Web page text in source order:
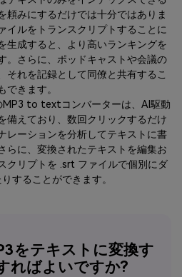
頼みにするだけでは十分ではありま
イルをトランスクリプトすることに
生成すると、より高いランキングを
。さらに、ポッドキャストや会議の
それを記録として同僚と共有するこ
できます。
MP3 to textコンバーターは、AI駆動
備えており、数回クリックするだけ
レーションを分析してテキストに書
らに、変換されたテキストを編集お
クリプトを .srt ファイルで個別にダ
することができます。
をテキストに変換す
ればよいですか?